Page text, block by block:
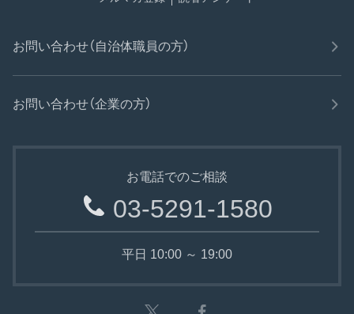
お問い合わせ（自治体職員の方）
お問い合わせ（企業の方）
お電話でのご相談
03-5291-1580
平日 10:00 ～ 19:00